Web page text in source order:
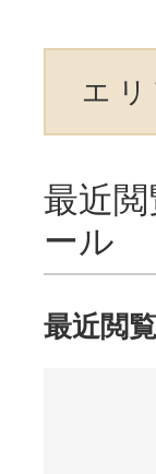
エ
最近
ール
最近閲